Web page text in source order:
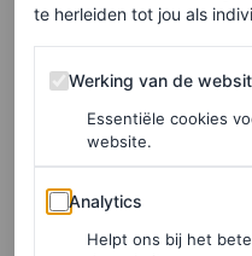
VOGUE
15
te herleiden tot jou als
Werking van de website
Werking van de
Essentiële cookies
website.
Analytics
Analytics
Helpt ons bij het